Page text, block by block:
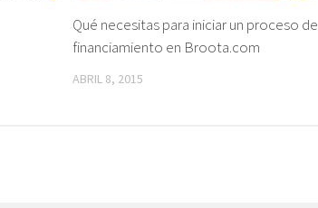
Qué necesitas para iniciar un proceso de
financiamiento en Broota.com
ABRIL 8, 2015